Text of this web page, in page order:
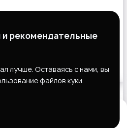
и рекомендательные
лучше. Оставаясь с нами, вы
файлов куки.